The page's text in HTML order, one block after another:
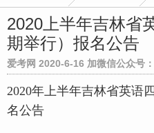
2020上半年吉林省
期举行）报名公告
爱考网 2020-6-16 加微信公众号：
2020年上半年吉林省英语
名公告